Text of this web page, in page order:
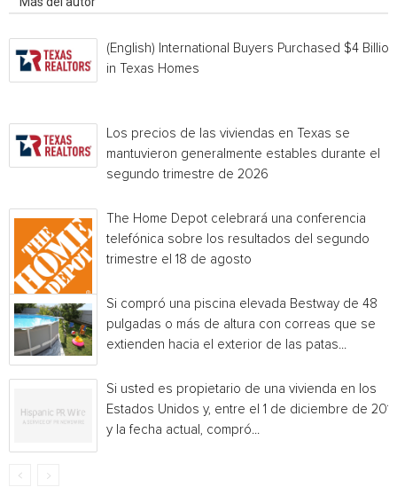
(English) International Buyers Purchased $4 Billion
in Texas Homes
Los precios de las viviendas en Texas se
mantuvieron generalmente estables durante el
segundo trimestre de 2026
The Home Depot celebrará una conferencia
telefónica sobre los resultados del segundo
trimestre el 18 de agosto
Si compró una piscina elevada Bestway de 48
pulgadas o más de altura con correas que se
extienden hacia el exterior de las patas...
Si usted es propietario de una vivienda en los
Estados Unidos y, entre el 1 de diciembre de
y la fecha actual, compró...